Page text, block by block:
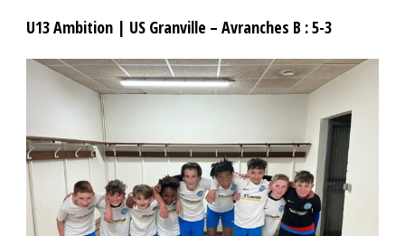
U13 Ambition | US Granville – Avranches B : 5-3